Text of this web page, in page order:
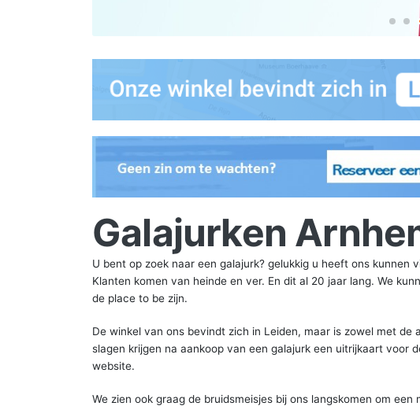
Galajurken
U bent op zoek naar een galajurk? gelukkig u heeft ons kunnen
Klanten komen van heinde en ver. En dit al 20 jaar lang. We
de place to be zijn.
De winkel van ons bevindt zich in Leiden, maar is zowel met
slagen krijgen na aankoop van een galajurk een uitrijkaart voor
website.
We zien ook graag de bruidsmeisjes bij ons langskomen om